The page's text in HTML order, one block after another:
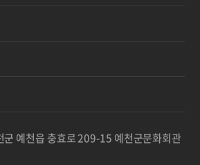
예천읍 충효로 209-15 예천군문화회관